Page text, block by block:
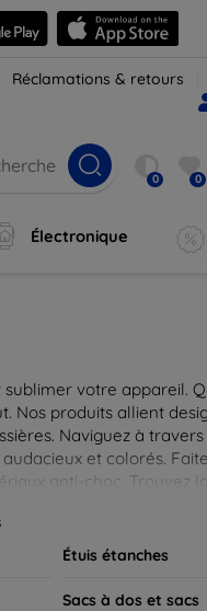
Réclamations & retours
0 0
Électronique
votre appareil.
Nos produits allient
Naviguez à
et colorés.
anti-choc. Trouvez
Étuis étanches
Sacs à dos et sacs